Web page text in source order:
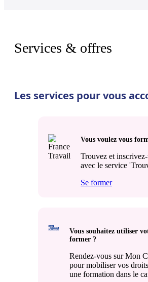
Services & offres
Les services pour vous
Vous voulez vous
Trouvez et
avec le service
Se former
Vous souhaitez utiliser
former ?
Rendez-vous sur Mon
pour mobiliser vos
une formation dans le